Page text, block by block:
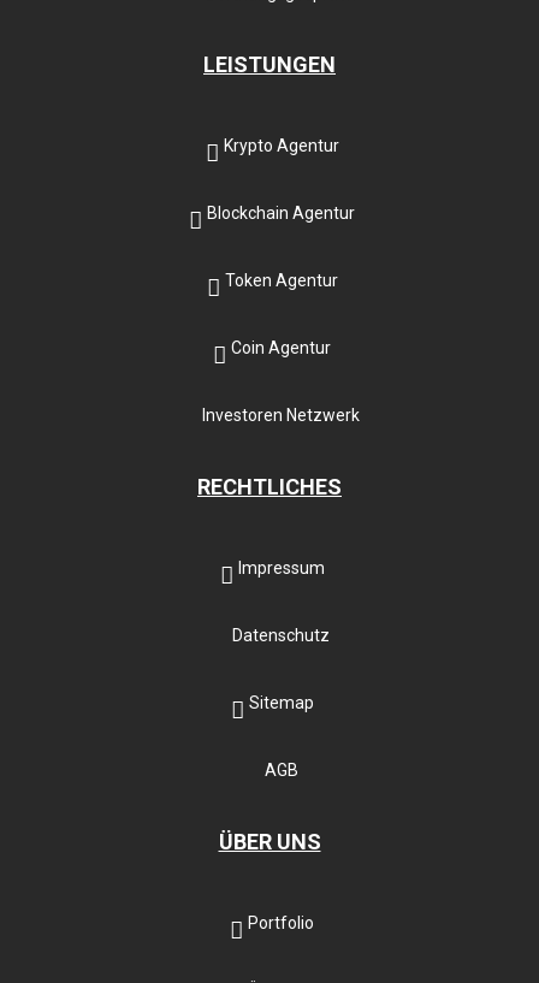
LEISTUNGEN
Krypto Agentur
Blockchain Agentur
Token Agentur
Coin Agentur
Investoren Netzwerk
RECHTLICHES
Impressum
Datenschutz
Sitemap
AGB
ÜBER UNS
Portfolio